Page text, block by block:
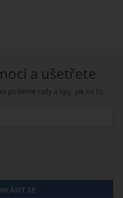
a ušetřete
pošleme rady a tipy, jak na to.
SE